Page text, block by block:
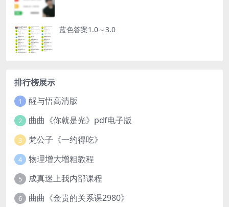
蓝色答案1.0～3.0
排行榜展示
1 醒与悟高清版
2 曲曲《你就是光》pdf电子版
3 梵公子《一约得吃》
4 物理增大增粗教程
5 成真迷上我内部课程
6 曲曲《金贵的关系课2980》